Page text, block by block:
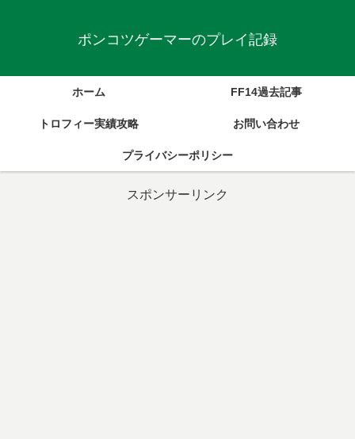
ポンコツゲーマーのプレイ記録
ホーム FF14過去記事
トロフィー実績攻略 お問い合わせ
プライバシーポリシー
スポンサーリンク